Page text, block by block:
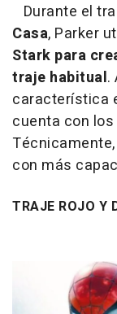
Durante el
Casa, Parker
Stark para
traje habitual.
característica
cuenta con
con más
TRAJE ROJO Y